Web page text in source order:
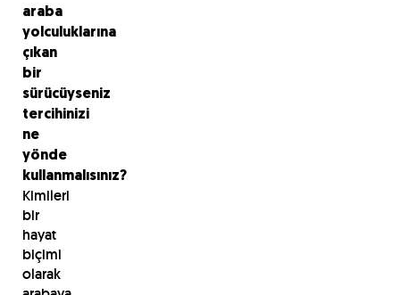
araba
yolculuklarına
çıkan
bir
sürücüyseniz
tercihinizi
ne
yönde
kullanmalısınız?
Kimileri
bir
hayat
biçimi
olarak